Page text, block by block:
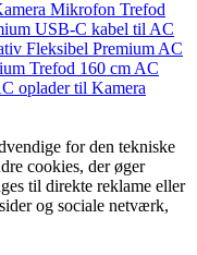
Mikrofon Trefod
USB-C kabel til AC
Fleksibel Premium AC
Trefod 160 cm AC
oplader til Kamera
for den tekniske
cookies, der øger
til direkte reklame eller
og sociale netværk,